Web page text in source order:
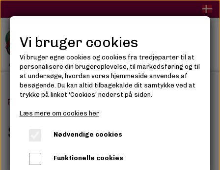
Forside
Sew-in Weave / Extention
Vi bruger cookies
Vi bruger egne cookies og cookies fra tredjeparter til at
personalisere din brugeroplevelse, til markedsføring og til
at undersøge, hvordan vores hjemmeside anvendes af
besøgende. Du kan altid tilbagekalde dit samtykke ved at
trykke på linket 'Cookies' nederst på siden.
Læs mere om cookies her
Nødvendige cookies
Funktionelle cookies